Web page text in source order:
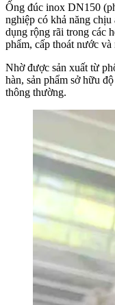
Ống đúc inox DN150
nghiệp có khả năng
dụng rộng rãi trong các
phẩm, cấp thoát nước
Nhờ được sản xuất từ
hàn, sản phẩm sở hữu
thông thường.